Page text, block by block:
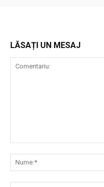
LĂSAȚI UN MESAJ